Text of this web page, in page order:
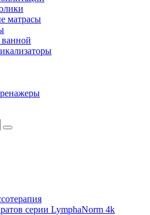
матрасы
серии LymphaNorm 4k